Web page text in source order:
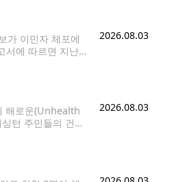
가 이민자 체포에
서에 따르면 지난
2026.08.03
해로운(Unhealth
턴 주민들의 건강
2026.08.03